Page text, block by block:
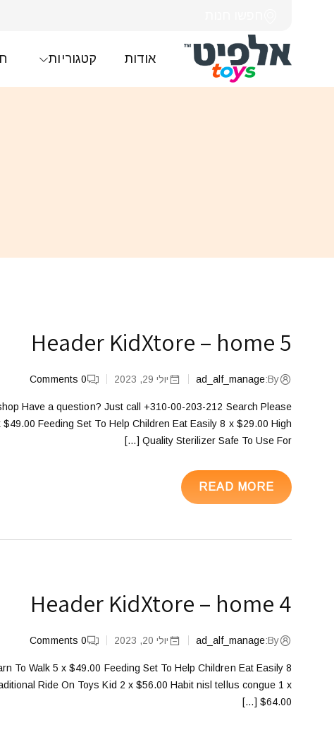
אודות קטגוריות
Header KidXtore – home 5
By:
ad_alf_manage יולי 29, 2023 0
Comments
Have a question? Just call +310-00-203-212 Search Please
Feeding Set To Help Children Eat Easily 8 x $29.00 High
Quality Sterilizer Safe To Use For […]
READ MORE
Header KidXtore – home 4
By:
ad_alf_manage יולי 20, 2023 0
Comments
To Walk 5 x $49.00 Feeding Set To Help Children Eat Easily 8
Ride On Toys Kid 2 x $56.00 Habit nisl tellus congue 1 x
$64.00 […]